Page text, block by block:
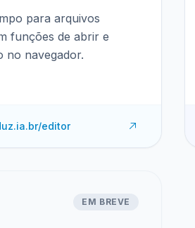
para arquivos
funções de abrir e
no navegador.
editor
EM BREVE